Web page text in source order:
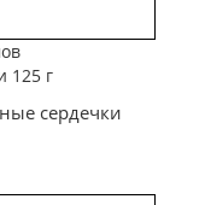
сердечки